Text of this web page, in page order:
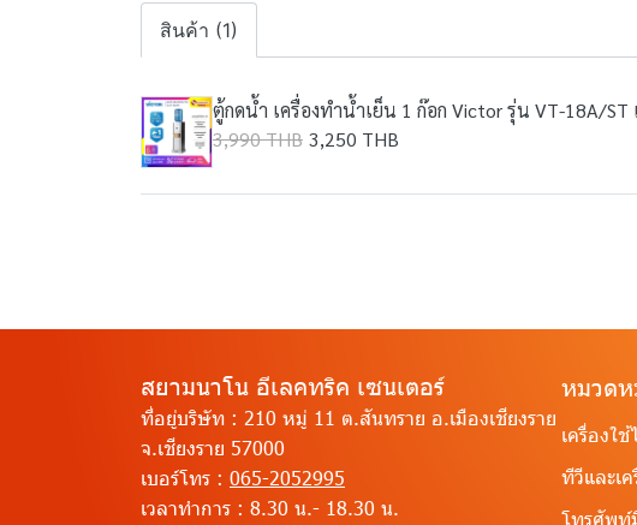
สินค้า (1)
ตู้กดน้ำ เครื่องทำน้ำเย็น 1 ก๊อก Victor รุ่น VT-18A/
3,990 THB 3,250 THB
สยามนาโน อีเลคทริค เซนเตอร์
ที่อยู่บริษัท : 210 หมู่ 11 ต.สันทราย อ.เมืองเชียงราย
จ.เชียงราย 57000
เบอร์โทร : 065-2052995
เวลาทำการ : 8.30 น.- 18.30 น.
หมวด
เครื่องใ
ทีวีและเค
โทรศัพท์